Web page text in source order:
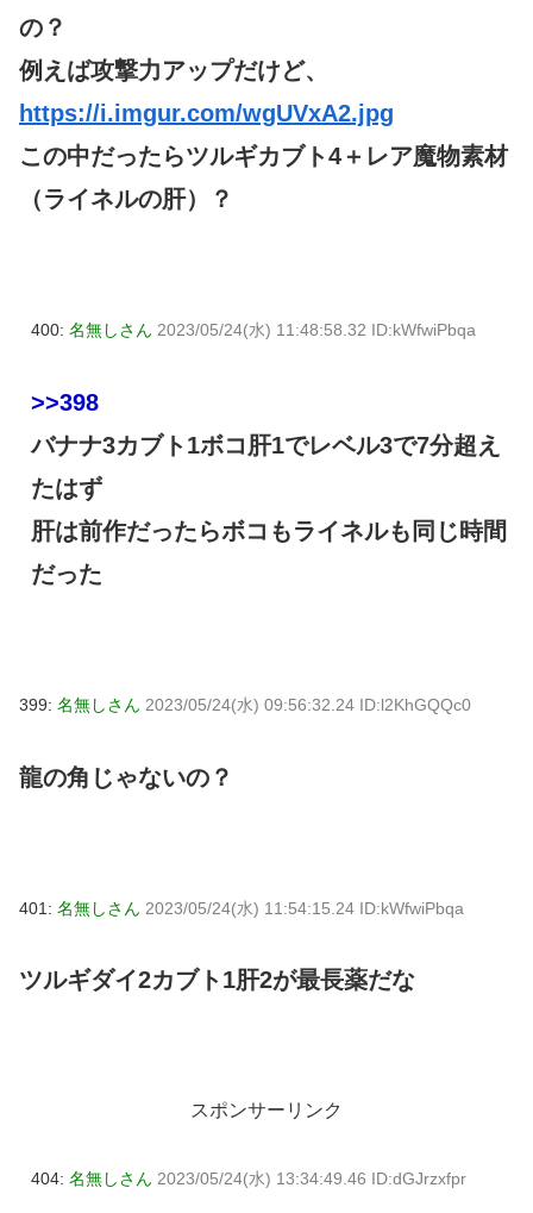
の？
例えば攻撃力アップだけど、
https://i.imgur.com/wgUVxA2.jpg
この中だったらツルギカブト4＋レア魔物素材
（ライネルの肝）？
400: 名無しさん 2023/05/24(水) 11:48:58.32 ID:kWfwiPbqa
>>398
バナナ3カブト1ボコ肝1でレベル3で7分超え
たはず
肝は前作だったらボコもライネルも同じ時間
だった
399: 名無しさん 2023/05/24(水) 09:56:32.24 ID:l2KhGQQc0
龍の角じゃないの？
401: 名無しさん 2023/05/24(水) 11:54:15.24 ID:kWfwiPbqa
ツルギダイ2カブト1肝2が最長薬だな
スポンサーリンク
404: 名無しさん 2023/05/24(水) 13:34:49.46 ID:dGJrzxfpr